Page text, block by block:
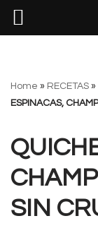
al
contenido
Home » RECETAS »
ESPINACAS,
SIN